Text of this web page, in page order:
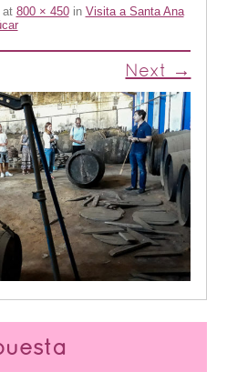
800 × 450in Visita a Santa Ana
Next →